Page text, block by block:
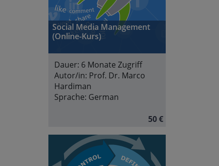
Social Media Management
(Online-Kurs)
Dauer: 6 Monate Zugriff
Autor/in: Prof. Dr. Marco
Hardiman
Sprache: German
50 €